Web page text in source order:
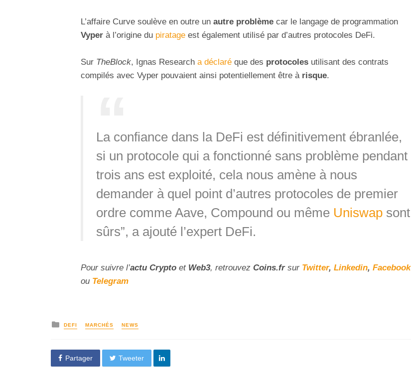
L’affaire Curve soulève en outre un autre problème car le langage de programmation
Vyper à l’origine du piratage est également utilisé par d’autres protocoles DeFi.
Sur TheBlock, Ignas Research a déclaré que des protocoles utilisant des contrats
compilés avec Vyper pouvaient ainsi potentiellement être à risque.
La confiance dans la DeFi est définitivement ébranlée,
si un protocole qui a fonctionné sans problème pendant
trois ans est exploité, cela nous amène à nous
demander à quel point d’autres protocoles de premier
ordre comme Aave, Compound ou même Uniswapsont
sûrs”, a ajouté l’expert DeFi.
Pour suivre l’actu Crypto et Web3, retrouvez Coins.fr sur Twitter, Linkedin, Facebook
ou Telegram
DEFI MARCHÉS NEWS
Partager Tweeter